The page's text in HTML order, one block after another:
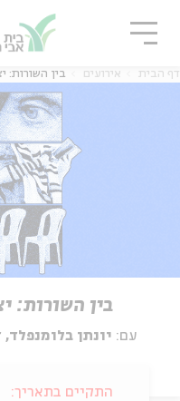
דף הבית אירועים בין השורות:
בין השורות:
עם: יונתן בלומנפלד,
התקיים בתאריך:
סגור